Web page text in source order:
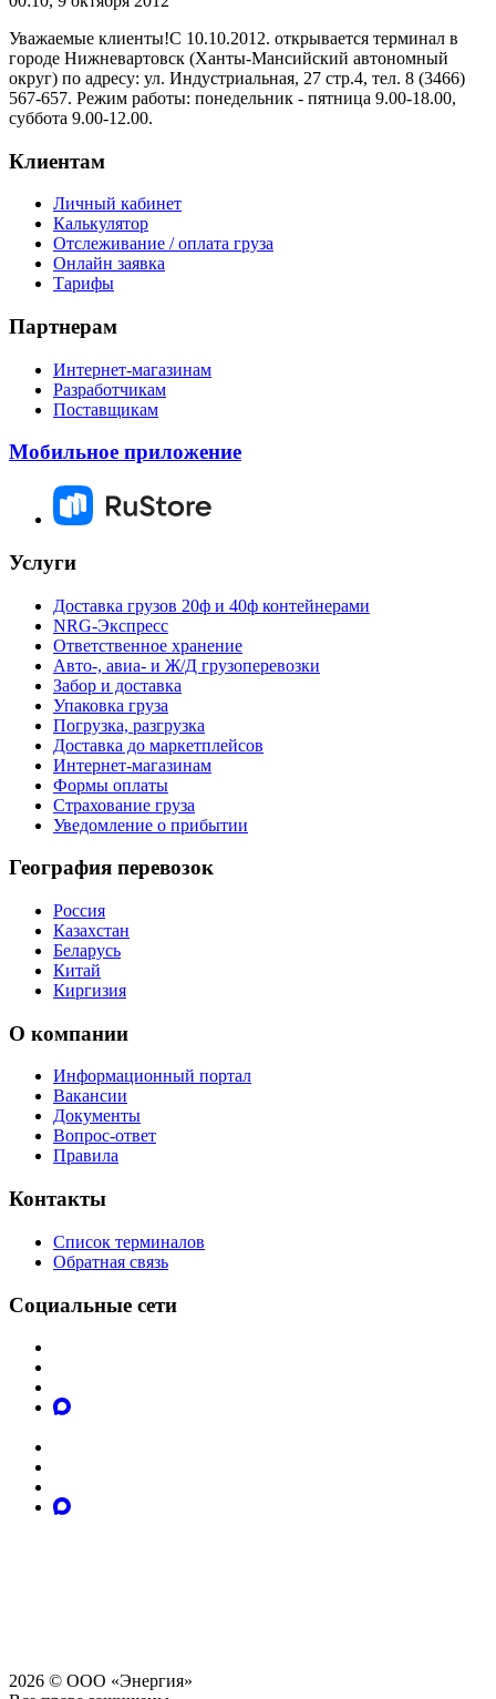
Уважаемые клиенты!С 10.10.2012. открывается терминал в
городе Нижневартовск (Ханты-Мансийский автономный
округ) по адресу: ул. Индустриальная, 27 стр.4, тел. 8 (3466)
567-657. Режим работы: понедельник - пятница 9.00-18.00,
суббота 9.00-12.00.
Клиентам
Личный кабинет
Калькулятор
Отслеживание / оплата груза
Онлайн заявка
Тарифы
Партнерам
Интернет-магазинам
Разработчикам
Поставщикам
Мобильное приложение
Услуги
Доставка грузов 20ф и 40ф контейнерами
NRG-Экспресс
Ответственное хранение
Авто-, авиа- и Ж/Д грузоперевозки
Забор и доставка
Упаковка груза
Погрузка, разгрузка
Доставка до маркетплейсов
Интернет-магазинам
Формы оплаты
Страхование груза
Уведомление о прибытии
География перевозок
Россия
Казахстан
Беларусь
Китай
Киргизия
О компании
Информационный портал
Вакансии
Документы
Вопрос-ответ
Правила
Контакты
Список терминалов
Обратная связь
Социальные сети
2026 © ООО «Энергия»